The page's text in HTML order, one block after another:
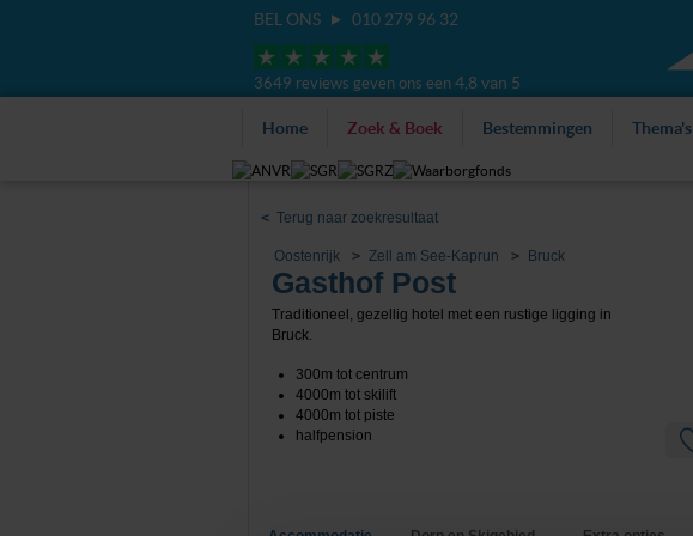
BEL ONS 010 279 96 32
3649 reviews geven ons een 4,8 van 5
Home Zoek & Boek Bestemmingen Thema's
<Terug naar zoekresultaat
Oostenrijk Zell am See-Kaprun Bruck
Gasthof Post
Traditioneel, gezellig hotel met een rustige ligging in
Bruck.
300m tot centrum
4000m tot skilift
4000m tot piste
halfpension